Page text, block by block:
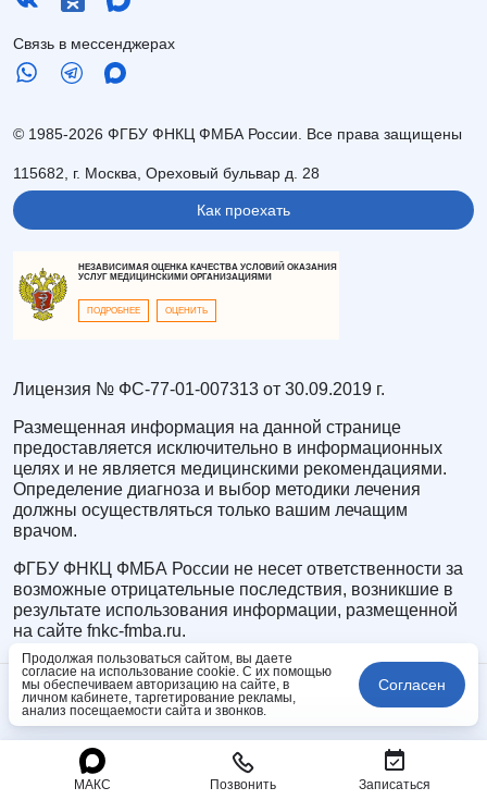
Связь в мессенджерах
© 1985-2026 ФГБУ ФНКЦ ФМБА России. Все права защищены
115682, г. Москва, Ореховый бульвар д. 28
Как проехать
НЕЗАВИСИМАЯ ОЦЕНКА КАЧЕСТВА УСЛОВИЙ ОКАЗАНИЯ
УСЛУГ МЕДИЦИНСКИМИ ОРГАНИЗАЦИЯМИ
ПОДРОБНЕЕ ОЦЕНИТЬ
Лицензия № ФС-77-01-007313 от 30.09.2019 г.
Размещенная информация на данной странице
предоставляется исключительно в информационных
целях и не является медицинскими рекомендациями.
Определение диагноза и выбор методики лечения
должны осуществляться только вашим лечащим
врачом.
ФГБУ ФНКЦ ФМБА России не несет ответственности за
возможные отрицательные последствия, возникшие в
результате использования информации, размещенной
на сайте fnkc-fmba.ru.
МАКС Позвонить Записаться
Продолжая пользоваться сайтом, вы даете
согласие на использование cookie. С их помощью
мы обеспечиваем авторизацию на сайте, в
личном кабинете, таргетирование рекламы,
анализ посещаемости сайта и звонков.
Согласен